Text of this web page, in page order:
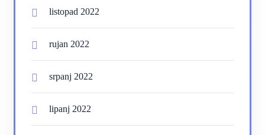
listopad 2022
rujan 2022
srpanj 2022
lipanj 2022